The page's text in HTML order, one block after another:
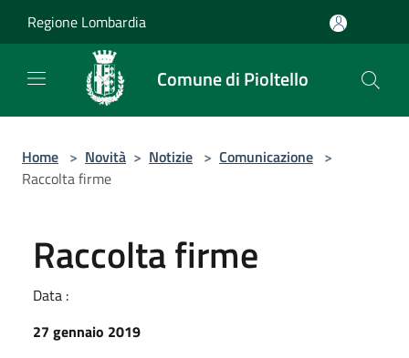
Regione Lombardia
Comune di Pioltello
Home > Novità > Notizie > Comunicazione >
Raccolta firme
Raccolta firme
Data :
27 gennaio 2019